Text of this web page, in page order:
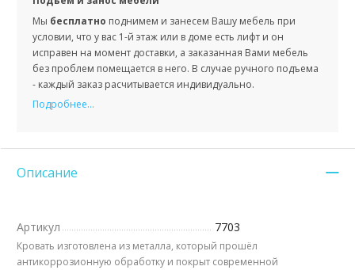
Мы бесплатно поднимем и занесем Вашу мебель при
условии, что у вас 1-й этаж или в доме есть лифт и он
исправен на момент доставки, а заказанная Вами мебель
без проблем помещается в него. В случае ручного подъема
- каждый заказ расчитывается индивидуально.
Подробнее...
Описание
Артикул 7703
Кровать изготовлена из металла, который прошёл
антикоррозионную обработку и покрыт современной